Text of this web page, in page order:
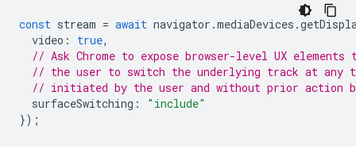
const stream = await navigator .mediaDevices .
video : true,
// Ask Chrome to expose browser-level UX
// the user to switch the underlying track at any
// initiated by the user and without prior action
surfaceSwitching :
"include"
});